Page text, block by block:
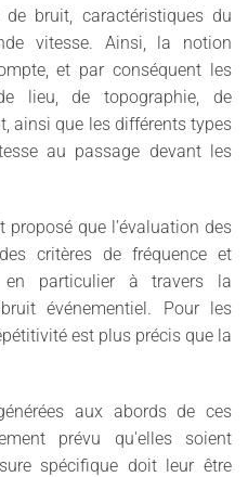
bruit, caractéristiques du
vitesse. Ainsi, la notion
et par conséquent les
lieu, de topographie, de
ainsi que les différents types
au passage devant les
que l’évaluation des
critères de fréquence et
en particulier à travers la
événementiel. Pour les
est plus précis que la
aux abords de ces
prévu qu'elles soient
spécifique doit leur être